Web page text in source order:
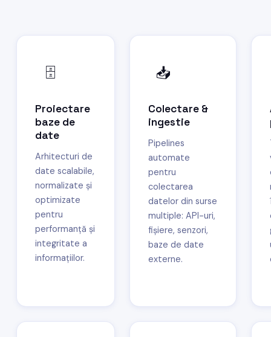
🗄️
Proiectare
baze de
date
Arhitecturi de
date scalabile,
normalizate și
optimizate
pentru
performanță și
integritate a
informațiilor.
📥
Colectare &
ingestie
Pipelines
automate
pentru
colectarea
datelor din surse
multiple: API-uri,
fișiere, senzori,
baze de date
externe.